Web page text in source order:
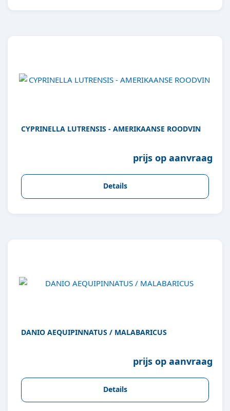
CYPRINELLA LUTRENSIS - AMERIKAANSE ROODVIN
prijs op aanvraag
Details
DANIO AEQUIPINNATUS / MALABARICUS
prijs op aanvraag
Details